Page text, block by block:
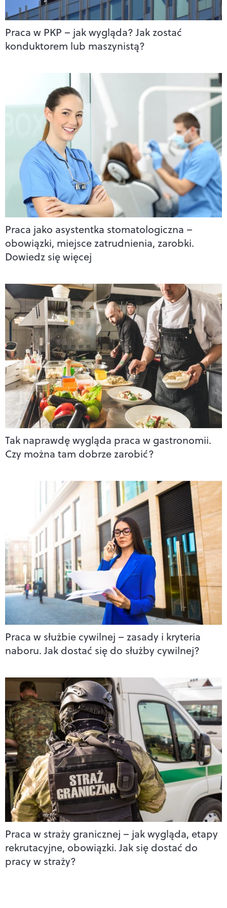
Praca w PKP – jak wygląda? Jak zostać
konduktorem lub maszynistą?
Praca jako asystentka stomatologiczna –
obowiązki, miejsce zatrudnienia, zarobki.
Dowiedz się więcej
Tak naprawdę wygląda praca w gastronomii.
Czy można tam dobrze zarobić?
Praca w służbie cywilnej – zasady i kryteria
naboru. Jak dostać się do służby cywilnej?
Praca w straży granicznej – jak wygląda, etapy
rekrutacyjne, obowiązki. Jak się dostać do
pracy w straży?